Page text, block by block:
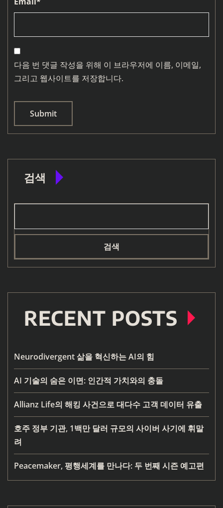
다음 번 댓글 작성을 위해 이 브라우저에 이름, 이메일,
그리고 웹사이트를 저장합니다.
검색
검색
RECENT POSTS
Neurodivergent 삶을 혁신하는 AI의 힘
AI 기술의 숨은 이면: 인간적 가치와의 충돌
Allianz Life의 해킹 사건으로 대다수 고객 데이터 유출
호주 정부 기관, 1백만 달러 규모의 사이버 사기에 휘말
려
Peacemaker, 평행세계를 만나다: 두 번째 시즌 예고편